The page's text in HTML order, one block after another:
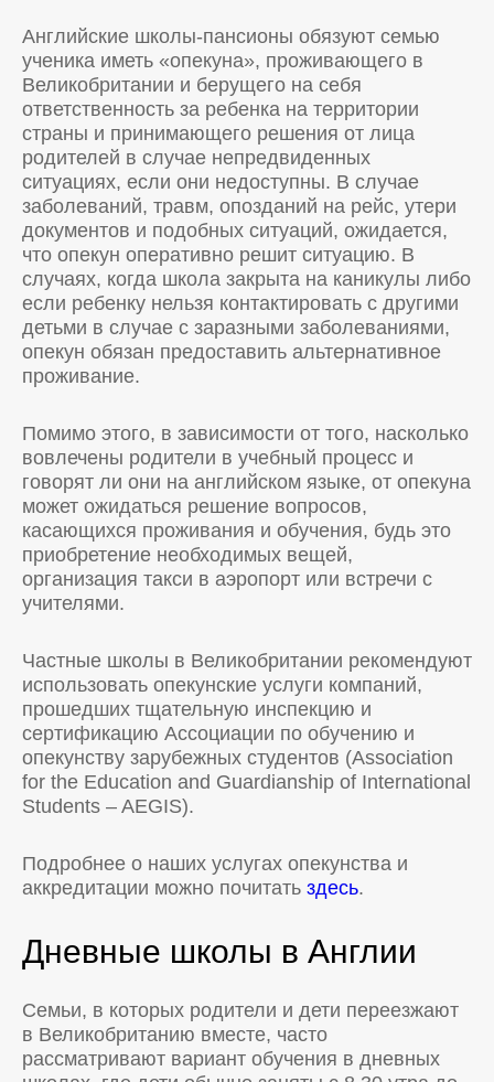
Английские школы-пансионы обязуют семью
ученика иметь «опекуна», проживающего в
Великобритании и берущего на себя
ответственность за ребенка на территории
страны и принимающего решения от лица
родителей в случае непредвиденных
ситуациях, если они недоступны. В случае
заболеваний, травм, опозданий на рейс, утери
документов и подобных ситуаций, ожидается,
что опекун оперативно решит ситуацию. В
случаях, когда школа закрыта на каникулы либо
если ребенку нельзя контактировать с другими
детьми в случае с заразными заболеваниями,
опекун обязан предоставить альтернативное
проживание.
Помимо этого, в зависимости от того, насколько
вовлечены родители в учебный процесс и
говорят ли они на английском языке, от опекуна
может ожидаться решение вопросов,
касающихся проживания и обучения, будь это
приобретение необходимых вещей,
организация такси в аэропорт или встречи с
учителями.
Частные школы в Великобритании рекомендуют
использовать опекунские услуги компаний,
прошедших тщательную инспекцию и
сертификацию Ассоциации по обучению и
опекунству зарубежных студентов (Association
for the Education and Guardianship of International
Students – AEGIS).
Подробнее о наших услугах опекунства и
аккредитации можно почитать здесь.
Дневные школы в Англии
Семьи, в которых родители и дети переезжают
в Великобританию вместе, часто
рассматривают вариант обучения в дневных